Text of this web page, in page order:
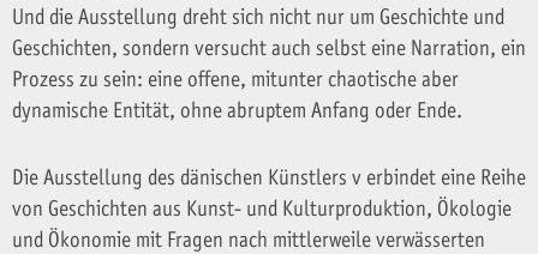
Und die Ausstellung dreht sich nicht nur um Geschichte und
Geschichten, sondern versucht auch selbst eine Narration, ein
Prozess zu sein: eine offene, mitunter chaotische aber
dynamische Entität, ohne abruptem Anfang oder Ende.
Die Ausstellung des dänischen Künstlers v erbindet eine Reihe
von Geschichten aus Kunst- und Kulturproduktion, Ökologie
und Ökonomie mit Fragen nach mittlerweile verwässerten